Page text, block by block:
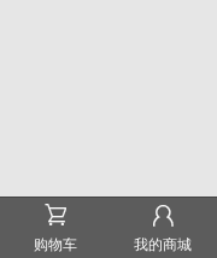
󰂟
购物车
󰂢
我的商城